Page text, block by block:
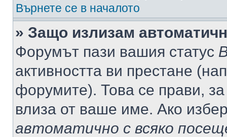
Върнете се в началото
» Защо излизам
Форумът пази вашия статус
активността ви престане
форумите). Това се прави,
влиза от ваше име. Ако
автоматично с всяко